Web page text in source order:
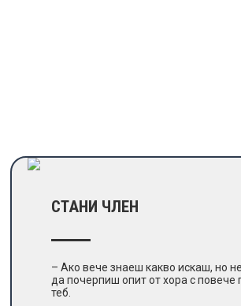
СТАНИ ЧЛЕН
– Ако вече знаеш какво искаш, но
да почерпиш опит от хора с повече
теб.